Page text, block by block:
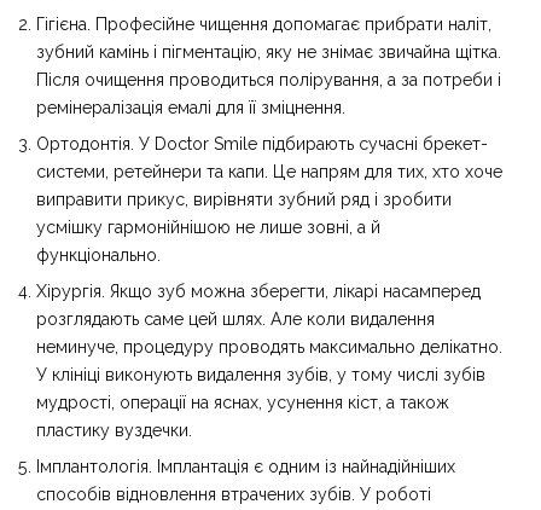
Гігієна. Професійне чищення допомагає прибрати наліт,
зубний камінь і пігментацію, яку не знімає звичайна щітка.
Після очищення проводиться полірування, а за потреби і
ремінералізація емалі для її зміцнення.
Ортодонтія. У Doctor Smile підбирають сучасні брекет-
системи, ретейнери та капи. Це напрям для тих, хто хоче
виправити прикус, вирівняти зубний ряд і зробити
усмішку гармонійнішою не лише зовні, а й
функціонально.
Хірургія. Якщо зуб можна зберегти, лікарі насамперед
розглядають саме цей шлях. Але коли видалення
неминуче, процедуру проводять максимально делікатно.
У клініці виконують видалення зубів, у тому числі зубів
мудрості, операції на яснах, усунення кіст, а також
пластику вуздечки.
Імплантологія. Імплантація є одним із найнадійніших
способів відновлення втрачених зубів. У роботі